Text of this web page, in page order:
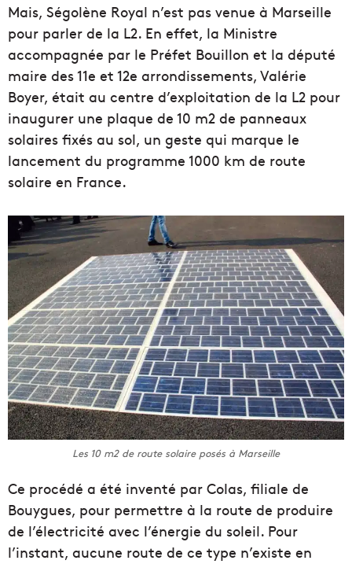
Mais, Ségolène Royal n’est pas venue à Marseille
pour parler de la L2. En effet, la Ministre
accompagnée par le Préfet Bouillon et la député
maire des 11e et 12e arrondissements, Valérie
Boyer, était au centre d’exploitation de la L2 pour
inaugurer une plaque de 10 m2 de panneaux
solaires fixés au sol, un geste qui marque le
lancement du programme 1000 km de route
solaire en France.
Les 10 m2 de route solaire posés à Marseille
Ce procédé a été inventé par Colas, filiale de
Bouygues, pour permettre à la route de produire
de l’électricité avec l’énergie du soleil. Pour
l’instant, aucune route de ce type n’existe en